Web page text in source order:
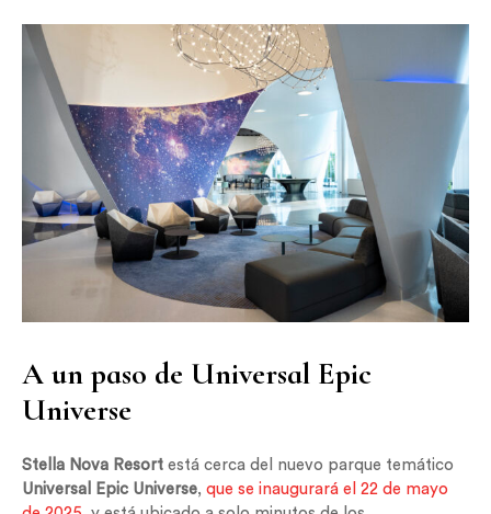
A un paso de Universal Epic
Universe
Stella Nova Resort está cerca del nuevo parque temático
Universal Epic Universe, que se inaugurará el 22 de mayo